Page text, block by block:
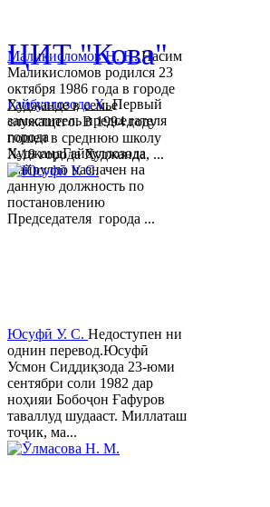
Гайбуллозода Х.Первый
заместитель председателя
города
ХуджандГайбуллозода
Хайрулло назначен на
данную должность по
постановлению
Председателя города ...
Маликисломов Н. Н.Насим
Маликисломов родился 23
октября 1986 года в городе
Худжанде в семье
служащего. В 1994 году
пошел в среднюю школу
№18 города Худжанда, ...
Юсуфӣ У. C. Недоступен ни
однин перевод.Юсуфӣ
Усмон Сиддиқзода 23-юми
сентябри соли 1982 дар
ноҳияи Бобоҷон Ғафуров
таваллуд шудааст. Миллаташ
тоҷик, ма...
ЦИТ "Кова"